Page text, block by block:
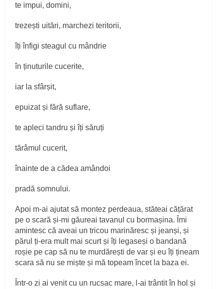
te impui, domini,
trezești uitări, marchezi teritorii,
îți înfigi steagul cu mândrie
în ținuturile cucerite,
iar la sfârșit,
epuizat și fără suflare,
te apleci tandru și îți săruți
tărâmul cucerit,
înainte de a cădea amândoi
pradă somnului.
Apoi m‑ai ajutat să montez perdeaua, stăteai cățărat
pe o scară și‑mi găureai tavanul cu bormașina. Îmi
amintesc că aveai un tricou marinăresc și jeanși, și
părul ți‑era mult mai scurt și îți legaseși o bandană
roșie pe cap să nu te murdărești de var și eu îți țineam
scara să nu se miște și mă topeam încet la baza ei.
Într‑o zi ai venit cu un rucsac mare, l‑ai trântit în hol și